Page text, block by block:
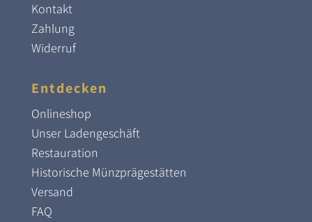
Kontakt
Zahlung
Widerruf
Entdecken
Onlineshop
Unser Ladengeschäft
Restauration
Historische Münzprägestätten
Versand
FAQ